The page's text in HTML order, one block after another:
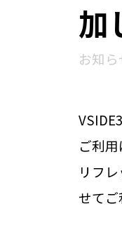
加
お知ら
ご利用
リフ
せてご